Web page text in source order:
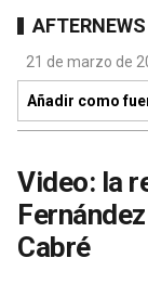
AFTERNEWS
21 de marzo de
Añadir como
Video: la
Cabré